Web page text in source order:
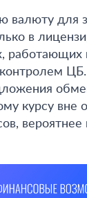
валюту для
в
работающих
ЦБ
курсу вне
вероятнее